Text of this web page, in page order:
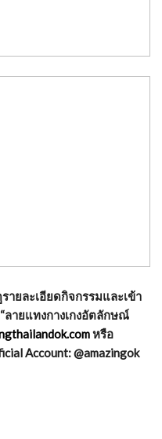
ายละเอียดกิจกรรมและเข้า
ลายแทงกางเกงอัตลักษณ์
หรือ
Account: @amazingok